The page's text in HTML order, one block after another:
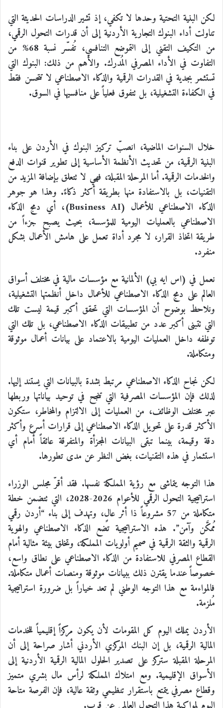
لكن البنية التحتية وحدها لا تكفي، إذ تشير الدراسات الحديثة التي
تناولت أداء البنوك التجارية الأردنية إلى أن قدرات التحول الرقمي،
من التكيف التقني إلى التموضع التنافسي، تُفسّر نسبة 68% من
التفاوت في الأداء المصرفي المُدرك. والأهم من ذلك: البنوك التي
تستثمر بجدية في القدرات الرقمية والذكاء الاصطناعي لا تتحسن فقط
في الكفاءة التشغيلية، بل تتفوق فعلياً على منافسيها في السوق.
خلال السنوات الماضية، انصبّ تركيز البنوك في الأردن على بناء
البنية الرقمية، من تحديث الأنظمة الأساسية إلى تطوير قنوات الدفع
والخدمات الرقمية. أما المرحلة المقبلة، فهي لا تتعلق بإضافة المزيد من
التقنيات، بل بالاستفادة منها بطريقة أكثر ذكاءً. وهذا هو جوهر
الذكاء الاصطناعي للأعمال (Business AI)، أي دمج الذكاء
الاصطناعي بالعمليات اليومية للمؤسسة، بحيث يصبح جزءاً من
طريقة اتخاذ القرار، لا مجرد أداة تعمل على هامش الأعمال بشكل
منفرد.
نعمل في (اس ايه بي) الألمانية مع مؤسسات مالية في مختلف أسواق
العالم على دمج الذكاء الاصطناعي للأعمال داخل أنظمتها التشغيلية،
ونلاحظ بوضوح أن المؤسسات التي تحقق أكبر قيمة ليست تلك
التي تتبنى أكبر عدد من تطبيقات الذكاء الاصطناعي، بل تلك التي
توظفه داخل العمليات اليومية بالاعتماد على بيانات أعمال موثوقة
ومتكاملة.
لكن نجاح الذكاء الاصطناعي مرتبط بشدة بالبيانات التي يستند إليها.
لذلك فإن المؤسسات المصرفية التي تنجح في توحيد بياناتها وربطها
عبر مختلف الوظائف، من العمليات إلى الالتزام والمخاطر، ستكون
الأكثر قدرة على تحويل الذكاء الاصطناعي إلى قرارات أسرع وأكثر
دقة وقيمة، بينما تبقى البيانات المجزأة والمتفرقة عائقاً أمام أي
استثمار في هذه التقنيات، بغض النظر عن مدى تطورها.
هذا التوجه يتماشى مع رؤية المملكة نفسها. فقد أقرّ مجلس الوزراء
استراتيجية التحول الرقمي للأعوام 2026-2028، التي تتضمن خطة
متكاملة من 57 مشروعاً ذا أثر عالٍ، وتهدف إلى بناء “أردن رقمي
مُمكَّن وآمن”. هذه الاستراتيجية تضع الذكاء الاصطناعي والهوية
الرقمية والثقة الرقمية في صميم أولويات المملكة، وتخلق بيئة مثالية أمام
القطاع المصرفي للاستفادة من الذكاء الاصطناعي على نطاق واسع،
خصوصاً عندما يقترن ذلك ببيانات موثوقة ومنصات أعمال متكاملة.
فالمواءمة مع هذا التوجه الوطني لم تعد خياراً بل ضرورة استراتيجية
مُلزمة.
الأردن يملك اليوم كل المقومات لأن يكون مركزاً إقليمياً للخدمات
المالية الرقمية، بل إن البنك المركزي الأردني أشار صراحة إلى أن
المرحلة المقبلة ستركز على تصدير الحلول المالية الرقمية الأردنية إلى
الأسواق الإقليمية. ومع امتلاك المملكة لرأس مال بشري متميز
وقطاع مصرفي يتمتع باستقرار تنظيمي وثقة عالية، فإن الفرصة متاحة